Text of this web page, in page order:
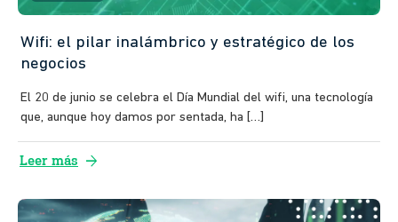
Wifi: el pilar inalámbrico y estratégico de los
negocios
El 20 de junio se celebra el Día Mundial del wifi, una tecnología
que, aunque hoy damos por sentada, ha […]
Leer más arrow_forward